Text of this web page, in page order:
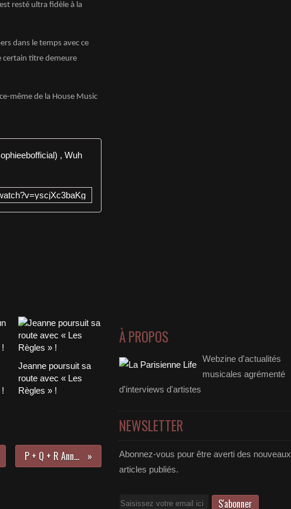
resté ultra fidèle à la
dans le temps avec ce
certain titre demeure
même de la House Music
Jeanne poursuit sa
route avec « Les
Règles » !
P + Q + R Années 80 !
À PROPOS
Webzine d'actualités
musicales agrémenté
d'interviews d'artistes
NEWSLETTER
Abonnez-vous pour être averti des nouveaux
articles publiés.
Email